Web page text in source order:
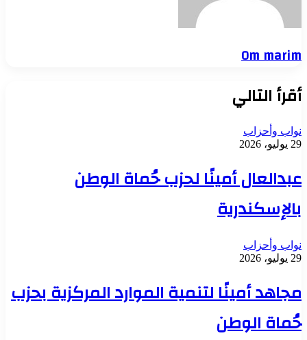
Om marim
أقرأ التالي
نواب وأحزاب
29 يوليو، 2026
عبدالعال أمينًا لحزب حُماة الوطن
بالإسكندرية
نواب وأحزاب
29 يوليو، 2026
مجاهد أمينًا لتنمية الموارد المركزية بحزب
حُماة الوطن